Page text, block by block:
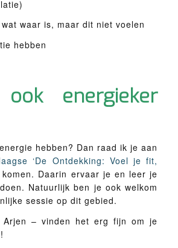
waar is, maar dit niet voelen
hebben
energieker
hebben? Dan raad ik je aan
‘De Ontdekking: Voel je fit,
Daarin ervaar je en leer je
Natuurlijk ben je ook welkom
sessie op dit gebied.
– vinden het erg fijn om je